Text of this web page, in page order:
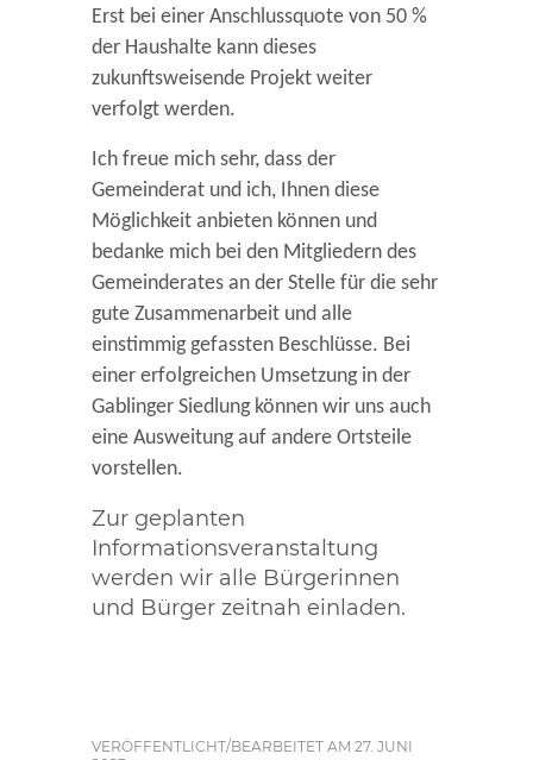
Erst bei einer Anschlussquote von 50 %
der Haushalte kann dieses
zukunftsweisende Projekt weiter
verfolgt werden.
Ich freue mich sehr, dass der
Gemeinderat und ich, Ihnen diese
Möglichkeit anbieten können und
bedanke mich bei den Mitgliedern des
Gemeinderates an der Stelle für die sehr
gute Zusammenarbeit und alle
einstimmig gefassten Beschlüsse. Bei
einer erfolgreichen Umsetzung in der
Gablinger Siedlung können wir uns auch
eine Ausweitung auf andere Ortsteile
vorstellen.
Zur geplanten
Informationsveranstaltung
werden wir alle Bürgerinnen
und Bürger zeitnah einladen.
VERÖFFENTLICHT/BEARBEITET AM 27. JUNI